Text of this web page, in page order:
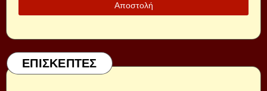
ΕΠΙΣΚΕΠΤΕΣ